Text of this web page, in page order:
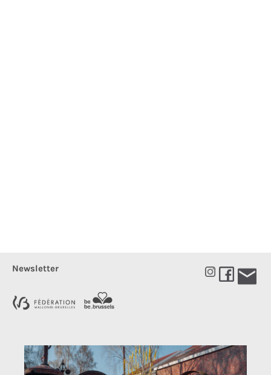
Newsletter